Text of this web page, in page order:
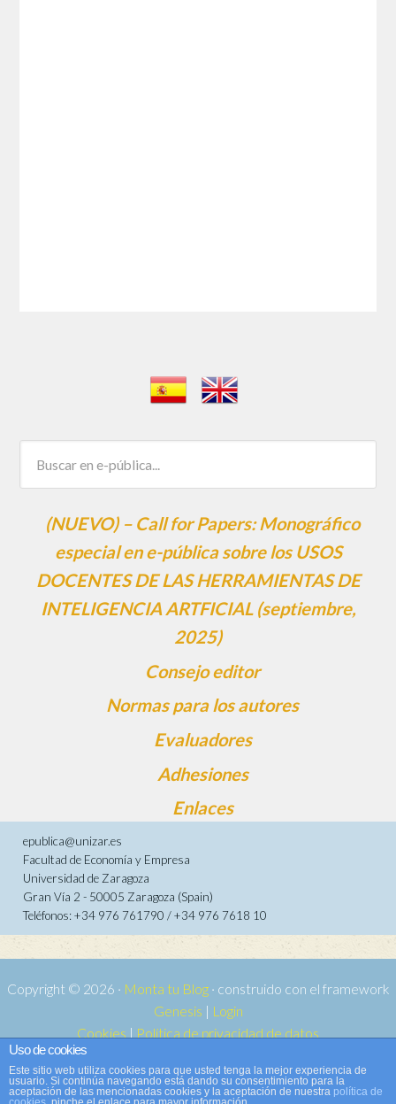
(NUEVO) – Call for Papers: Monográfico
especial en e-pública sobre los USOS
DOCENTES DE LAS HERRAMIENTAS DE
INTELIGENCIA ARTFICIAL (septiembre,
2025)
Consejo editor
Normas para los autores
Evaluadores
Adhesiones
Enlaces
epublica@unizar.es
Facultad de Economía y Empresa
Universidad de Zaragoza
Gran Vía 2 - 50005 Zaragoza (Spain)
Teléfonos: +34 976 761790 / +34 976 7618 10
Copyright © 2026 · Monta tu Blog· construido con el framework
Genesis | Login
Cookies | Política de privacidad de datos
Copyright © 2026 ·
WordPress·Acceder
Uso de cookies
Este sitio web utiliza cookies para que usted tenga la mejor experiencia de
usuario. Si continúa navegando está dando su consentimiento para la
aceptación de las mencionadas cookies y la aceptación de nuestra política de